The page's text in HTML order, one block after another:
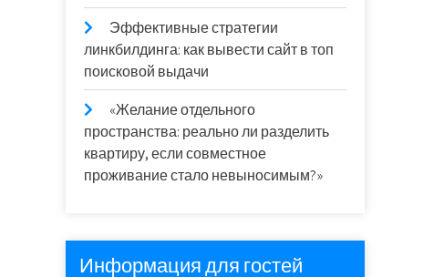
Эффективные стратегии
линкбилдинга: как вывести сайт в топ
поисковой выдачи
«Желание отдельного
пространства: реально ли разделить
квартиру, если совместное
проживание стало невыносимым?»
Информация для гостей